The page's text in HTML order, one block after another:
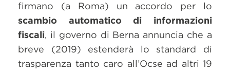
firmano (a Roma) un accordo per lo
scambio automatico di informazioni
fiscali, il governo di Berna annuncia che a
breve (2019) estenderà lo standard di
trasparenza tanto caro all’Ocse ad altri 19